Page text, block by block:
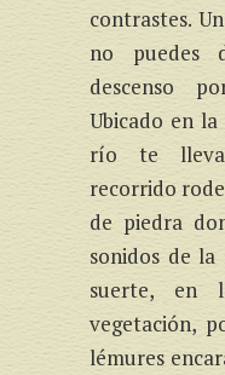
contrastes.
no puedes
descenso
Ubicado en
río te
recorrido
de piedra
sonidos de la
suerte, en
vegetación,
lémures